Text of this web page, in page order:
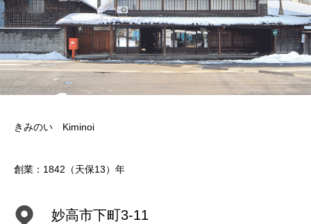
きみのい Kiminoi
創業：1842（天保13）年
妙高市下町3-11